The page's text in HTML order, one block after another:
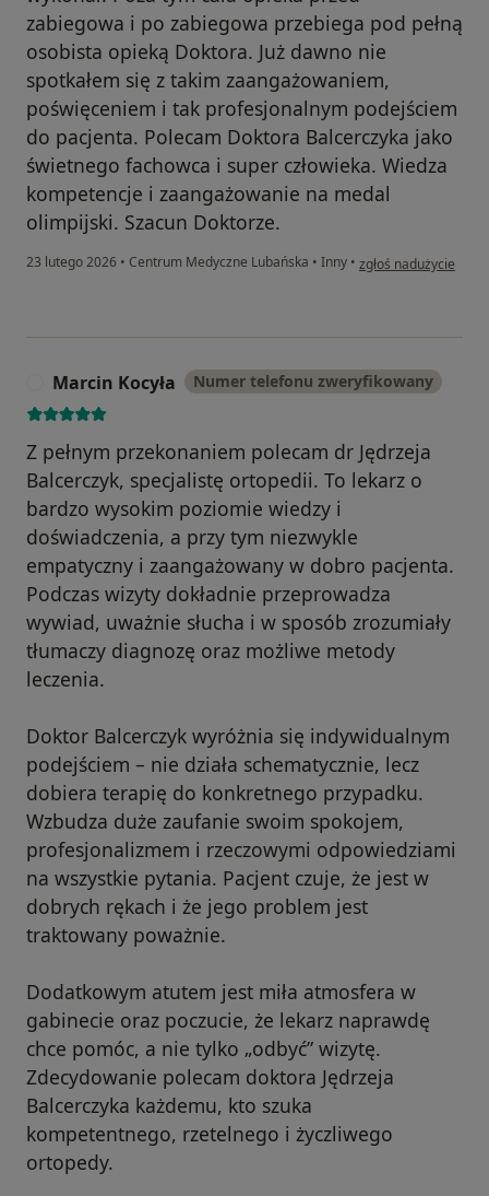
zabiegowa i po zabiegowa przebiega pod pełną
osobista opieką Doktora. Już dawno nie
spotkałem się z takim zaangażowaniem,
poświęceniem i tak profesjonalnym podejściem
do pacjenta. Polecam Doktora Balcerczyka jako
świetnego fachowca i super człowieka. Wiedza
kompetencje i zaangażowanie na medal
olimpijski. Szacun Doktorze.
23 lutego 2026 • Centrum Medyczne Lubańska • Inny • w opinii użytkownika
zgłoś nadużycie
Marcin Kocyła Numer telefonu zweryfikowany
Z pełnym przekonaniem polecam dr Jędrzeja
Balcerczyk, specjalistę ortopedii. To lekarz o
bardzo wysokim poziomie wiedzy i
doświadczenia, a przy tym niezwykle
empatyczny i zaangażowany w dobro pacjenta.
Podczas wizyty dokładnie przeprowadza
wywiad, uważnie słucha i w sposób zrozumiały
tłumaczy diagnozę oraz możliwe metody
leczenia.
Doktor Balcerczyk wyróżnia się indywidualnym
podejściem – nie działa schematycznie, lecz
dobiera terapię do konkretnego przypadku.
Wzbudza duże zaufanie swoim spokojem,
profesjonalizmem i rzeczowymi odpowiedziami
na wszystkie pytania. Pacjent czuje, że jest w
dobrych rękach i że jego problem jest
traktowany poważnie.
Dodatkowym atutem jest miła atmosfera w
gabinecie oraz poczucie, że lekarz naprawdę
chce pomóc, a nie tylko „odbyć” wizytę.
Zdecydowanie polecam doktora Jędrzeja
Balcerczyka każdemu, kto szuka
kompetentnego, rzetelnego i życzliwego
ortopedy.